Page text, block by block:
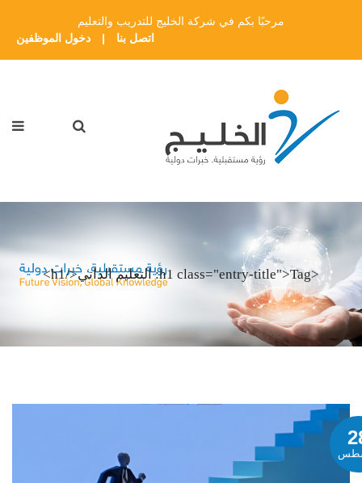
مرحبًا بكم في شركة الخليج للتدريب والتعليم
اتصل بنا
| دخول الموظفين
<h1 class="entry-title">Tag: التعليم الذاتي</h1>